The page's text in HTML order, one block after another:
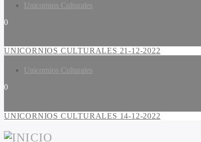
Unicornios Culturales
0
UNICORNIOS CULTURALES 21-12-2022
Unicornios Culturales
0
UNICORNIOS CULTURALES 14-12-2022